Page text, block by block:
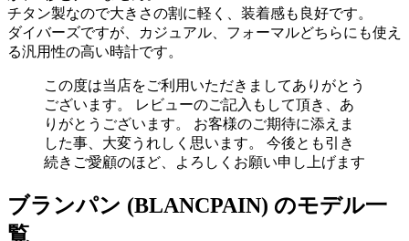
チタン製なので大きさの割に軽く、装着感も良好です。
ダイバーズですが、カジュアル、フォーマルどちらにも使え
る汎用性の高い時計です。
この度は当店をご利用いただきましてありがとう
ございます。 レビューのご記入もして頂き、あ
りがとうございます。 お客様のご期待に添えま
した事、大変うれしく思います。 今後とも引き
続きご愛顧のほど、よろしくお願い申し上げます
ブランパン (BLANCPAIN) のモデル一
覧